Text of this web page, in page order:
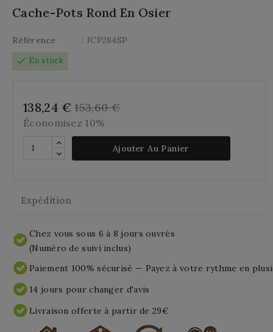
Cache-Pots Rond En Osier
Référence
: JCP284SP
check En stock
138,24 € 153,60 €
Économisez 10%
Ajouter Au Panier
Expédition
Chez vous sous 6 à 8 jours ouvrés
(Numéro de suivi inclus)
Paiement 100% sécurisé — Payez à votre rythme en
14 jours pour changer d'avis
Livraison offerte à partir de 29€